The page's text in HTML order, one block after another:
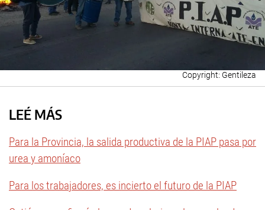
Gentileza
LEÉ MÁS
Para la Provincia, la salida productiva de la PIAP pasa por
urea y amoníaco
Para los trabajadores, es incierto el futuro de la PIAP